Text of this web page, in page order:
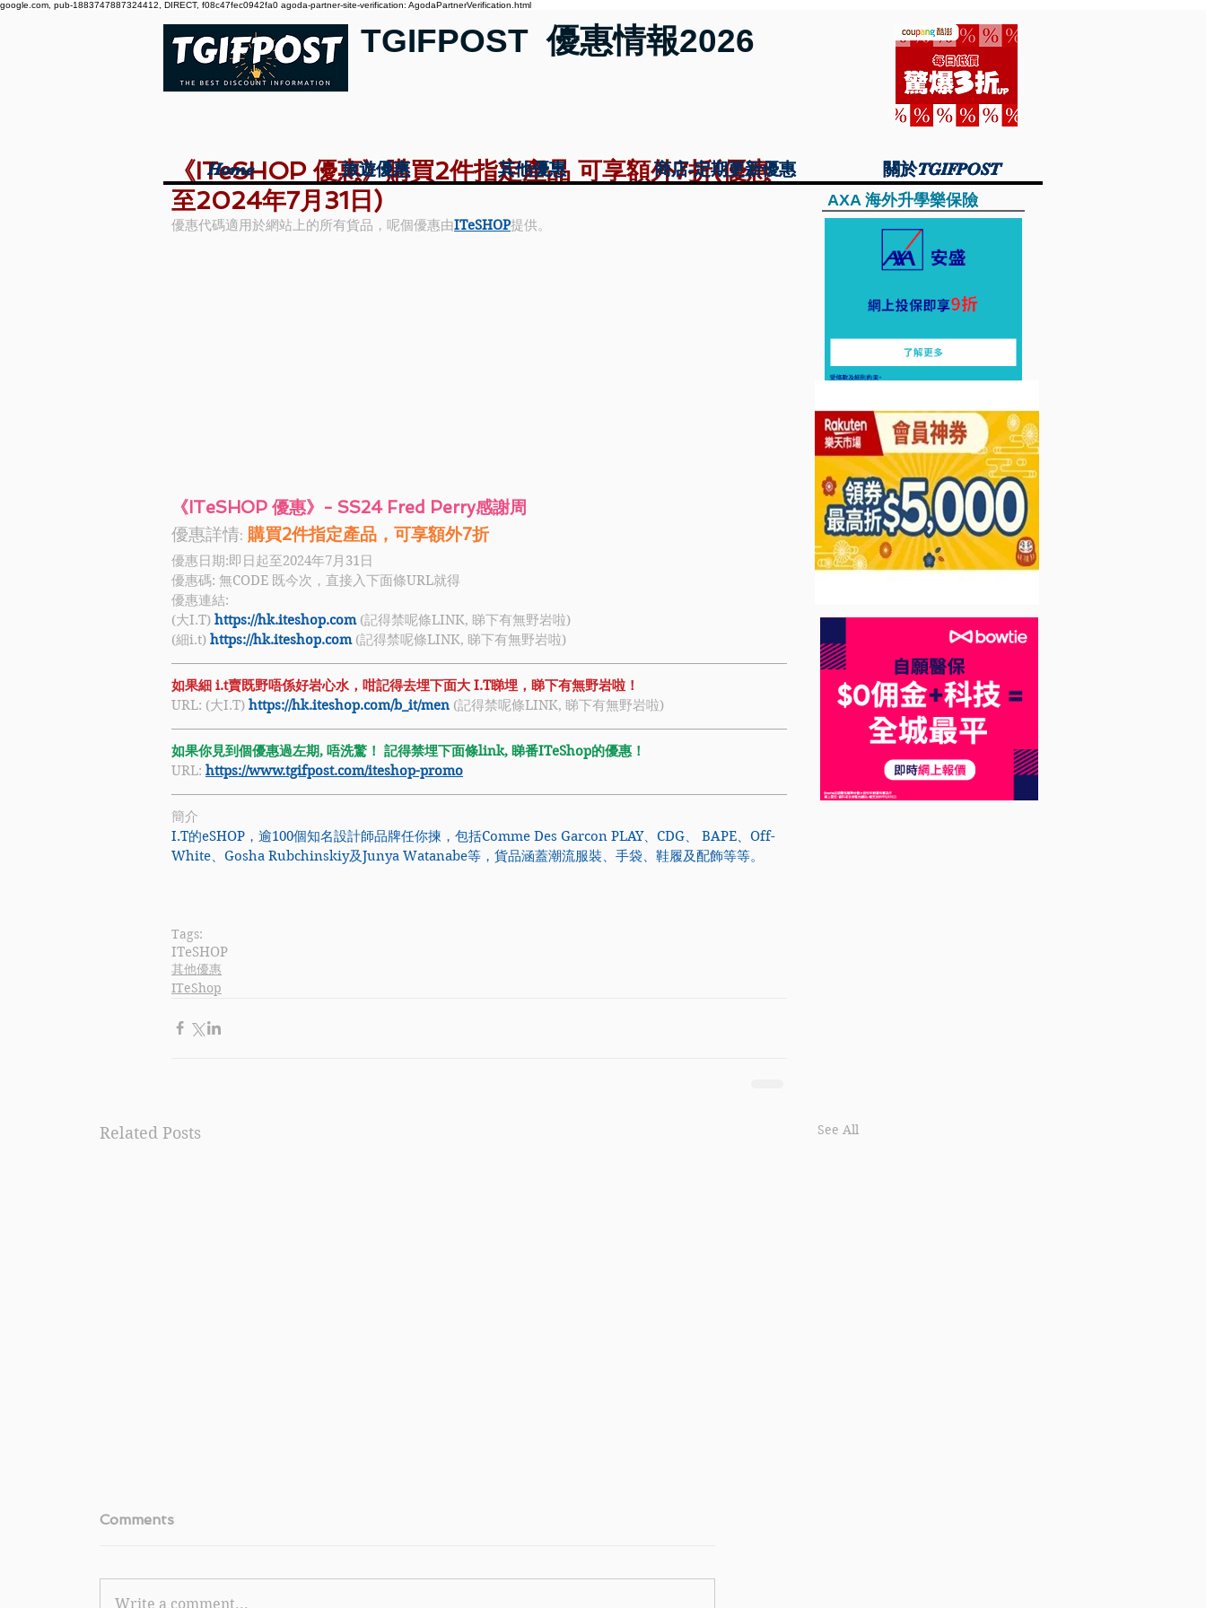
google.com, pub-1883747887324412, DIRECT, f08c47fec0942fa0 agoda-partner-site-verification: AgodaPartnerVerification.html
TGIFPOST 優惠情報2026
Home 旅遊優惠 其他優惠 商店-定期更新優惠 關於TGIFPOST
Home 旅遊優惠 其他優惠 商店-定期更新優惠 關於TGIFPOST
《ITeSHOP 優惠》購買2件指定產品 可享額外7折(優惠
至2024年7月31日)
優惠代碼適用於網站上的所有貨品，呢個優惠由ITeSHOP提供。
《ITeSHOP 優惠》- SS24 Fred Perry感謝周
優惠詳情:
購買2件指定產品，可享額外7折
優惠日期:即日起至2024年7月31日
優惠碼: 無CODE 既今次，直接入下面條URL就得
優惠連結:
(大I.T) https://hk.iteshop.com (記得禁呢條LINK, 睇下有無野岩啦)
(細i.t) https://hk.iteshop.com (記得禁呢條LINK, 睇下有無野岩啦)
如果細 i.t賣既野唔係好岩心水，咁記得去埋下面大 I.T睇埋，睇下有無野岩啦！
URL: (大I.T) https://hk.iteshop.com/b_it/men (記得禁呢條LINK, 睇下有無野岩啦)
如果你見到個優惠過左期, 唔洗驚！ 記得禁埋下面條link, 睇番ITeShop的優惠！
URL: https://www.tgifpost.com/iteshop-promo
簡介
I.T的eSHOP，逾100個知名設計師品牌任你揀，包括Comme Des Garcon PLAY、CDG、 BAPE、Off-
White、Gosha Rubchinskiy及Junya Watanabe等，貨品涵蓋潮流服裝、手袋、鞋履及配飾等等。
Tags:
ITeSHOP
其他優惠
ITeShop
Related Posts See All
Comments
Write a comment...
AXA 海外升學樂保險